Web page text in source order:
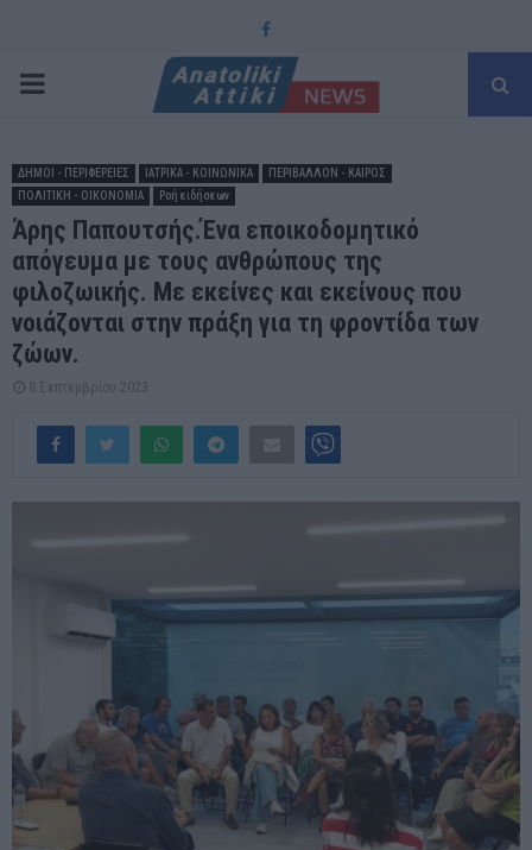
Facebook
PRIMARY
ΔΗΜΟΙ - ΠΕΡΙΦΕΡΕΙΕΣ ΙΑΤΡΙΚΑ - ΚΟΙΝΩΝΙΚΑ
ΠΕΡΙΒΑΛΛΟΝ - ΚΑΙΡΟΣ
ΠΟΛΙΤΙΚΗ - ΟΙΚΟΝΟΜΙΑ
Ροή ειδήσεων
Άρης Παπουτσής.Ένα εποικοδομητικό
απόγευμα με τους ανθρώπους της
φιλοζωικής. Με εκείνες και εκείνους που
νοιάζονται στην πράξη για τη φροντίδα των
ζώων.
8 Σεπτεμβρίου 2023